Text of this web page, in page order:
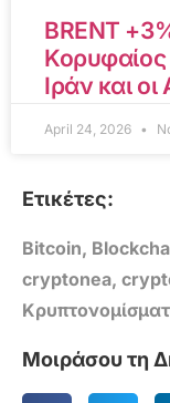
BRENT
Κορυφαίος
Ιράν και
April 24, 2026
Ετικέτες:
Bitcoin,
cryptonea,
Μοιράσου τη